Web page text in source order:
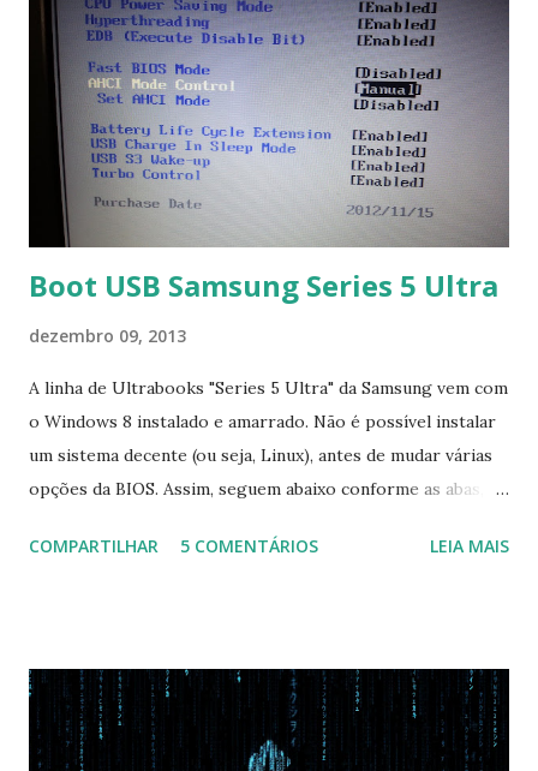
Boot USB Samsung Series 5 Ultra
dezembro 09, 2013
A linha de Ultrabooks "Series 5 Ultra" da Samsung vem com
o Windows 8 instalado e amarrado. Não é possível instalar
um sistema decente (ou seja, Linux), antes de mudar várias
opções da BIOS. Assim, seguem abaixo conforme as abas, a
Na inicialização aperte F2 para acessar a BIOS e então faça
com Win, deixe essa opção no Auto ) Set AHCI Mode ->
Disabled USB S3 Wake-up -> Enabled Boot: Secure Boot ->
Disabled OS Mode Selection -> UEFI and CSM OS (Essa
COMPARTILHAR 5 COMENTÁRIOS LEIA MAIS